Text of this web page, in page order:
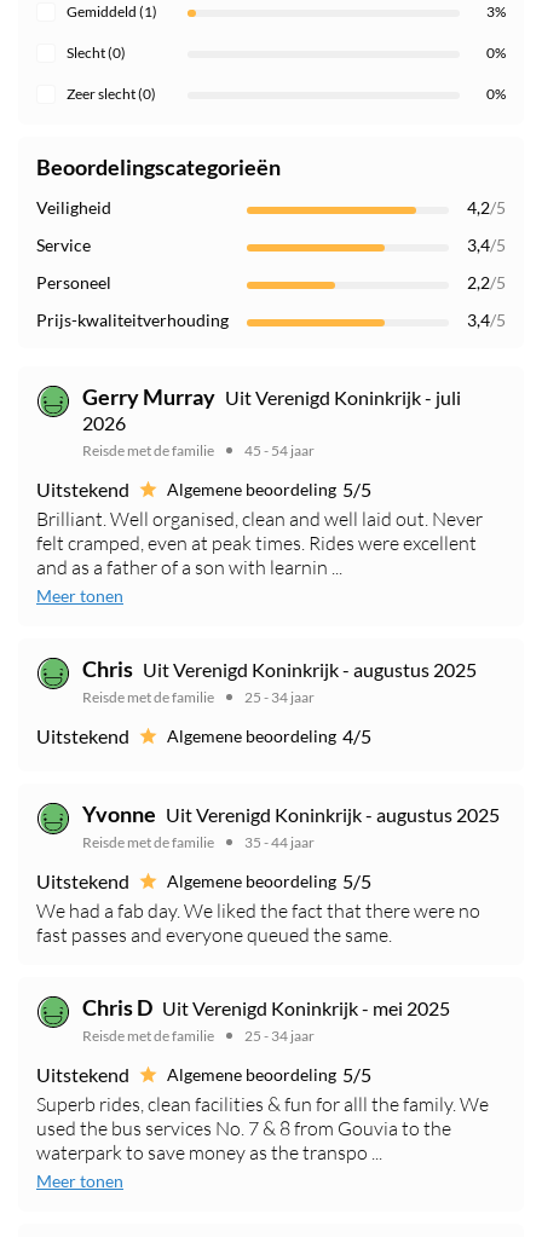
Gemiddeld (1) 3%
Slecht (0) 0%
Zeer slecht (0) 0%
Beoordelingscategorieën
Veiligheid 4,2/5
Service
3,4/5
Personeel
2,2/5
Prijs-kwaliteitverhouding
3,4/5
Gerry Murray Uit Verenigd Koninkrijk - juli
2026
Reisde met de familie 45 - 54 jaar
Uitstekend Algemene beoordeling 5/5
Brilliant. Well organised, clean and well laid out. Never
felt cramped, even at peak times. Rides were excellent
and as a father of a son with learnin ...
Meer tonen
Chris Uit Verenigd Koninkrijk - augustus 2025
Reisde met de familie 25 - 34 jaar
Uitstekend Algemene beoordeling 4/5
Yvonne Uit Verenigd Koninkrijk - augustus 2025
Reisde met de familie 35 - 44 jaar
Uitstekend Algemene beoordeling 5/5
We had a fab day. We liked the fact that there were no
fast passes and everyone queued the same.
Chris D Uit Verenigd Koninkrijk - mei 2025
Reisde met de familie 25 - 34 jaar
Uitstekend Algemene beoordeling 5/5
Superb rides, clean facilities & fun for alll the family. We
used the bus services No. 7 & 8 from Gouvia to the
waterpark to save money as the transpo ...
Meer tonen